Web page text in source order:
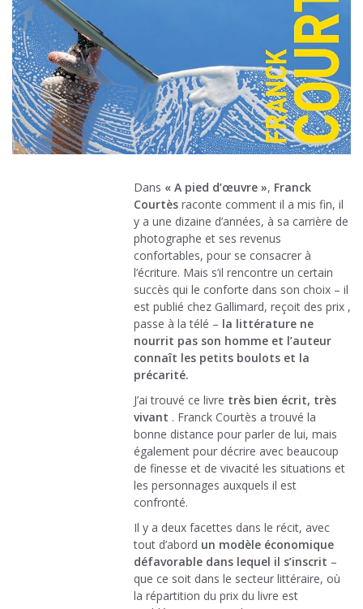
Dans « A pied d’œuvre », Franck
Courtès raconte comment il a mis fin, il
y a une dizaine d’années, à sa carrière de
photographe et ses revenus
confortables, pour se consacrer à
l’écriture. Mais s’il rencontre un certain
succès qui le conforte dans son choix – il
est publié chez Gallimard, reçoit des prix ,
passe à la télé – la littérature ne
nourrit pas son homme et l’auteur
connaît les petits boulots et la
précarité.
J’ai trouvé ce livre très bien écrit, très
vivant . Franck Courtès a trouvé la
bonne distance pour parler de lui, mais
également pour décrire avec beaucoup
de finesse et de vivacité les situations et
les personnages auxquels il est
confronté.
Il y a deux facettes dans le récit, avec
tout d’abord un modèle économique
défavorable dans lequel il s’inscrit –
que ce soit dans le secteur littéraire, où
la répartition du prix du livre est